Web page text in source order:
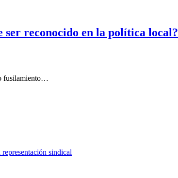
reconocido en la política local?
fusilamiento…
sindical